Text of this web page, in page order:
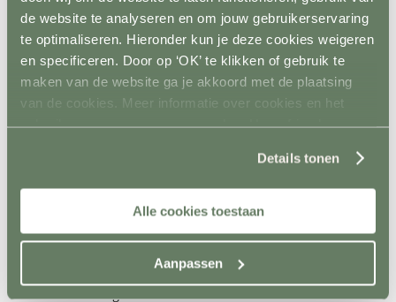
de website te analyseren en om jouw gebruikerservaring
te optimaliseren. Hieronder kun je deze cookies weigeren
en specificeren. Door op ‘OK’ te klikken of gebruik te
maken van de website ga je akkoord met de plaatsing
van de cookies. Meer informatie over cookies en het
gebruik van persoonsgegevens door Horsefriend
Details tonen
Alle cookies toestaan
Aanpassen
Ruiven
Drinkbakken en watervaten
Bodemverbetering
Terug
Bodem
Ventilatoren
Terug
Mobiele ventilatoren
Inbouw ventilatoren